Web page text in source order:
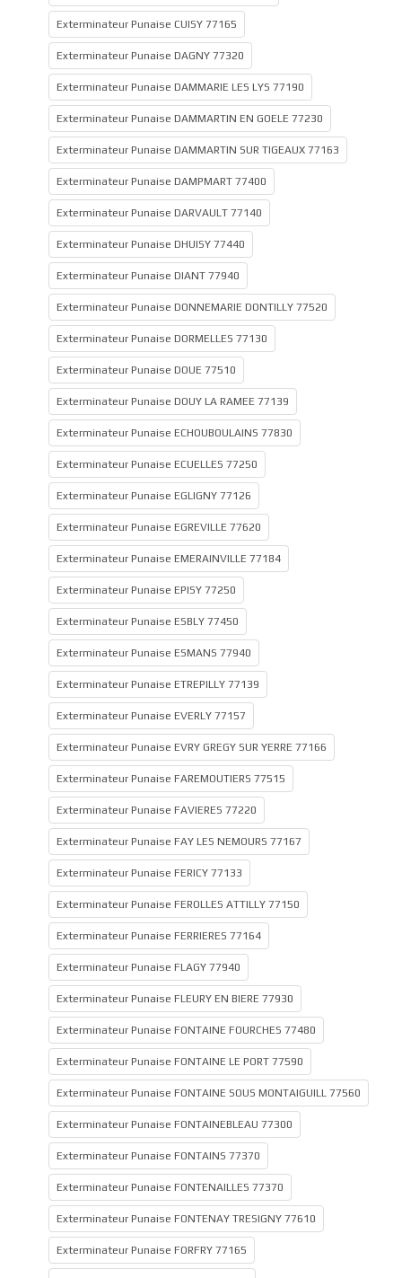
Exterminateur Punaise CUISY 77165
Exterminateur Punaise DAGNY 77320
Exterminateur Punaise DAMMARIE LES LYS 77190
Exterminateur Punaise DAMMARTIN EN GOELE 77230
Exterminateur Punaise DAMMARTIN SUR TIGEAUX 77163
Exterminateur Punaise DAMPMART 77400
Exterminateur Punaise DARVAULT 77140
Exterminateur Punaise DHUISY 77440
Exterminateur Punaise DIANT 77940
Exterminateur Punaise DONNEMARIE DONTILLY 77520
Exterminateur Punaise DORMELLES 77130
Exterminateur Punaise DOUE 77510
Exterminateur Punaise DOUY LA RAMEE 77139
Exterminateur Punaise ECHOUBOULAINS 77830
Exterminateur Punaise ECUELLES 77250
Exterminateur Punaise EGLIGNY 77126
Exterminateur Punaise EGREVILLE 77620
Exterminateur Punaise EMERAINVILLE 77184
Exterminateur Punaise EPISY 77250
Exterminateur Punaise ESBLY 77450
Exterminateur Punaise ESMANS 77940
Exterminateur Punaise ETREPILLY 77139
Exterminateur Punaise EVERLY 77157
Exterminateur Punaise EVRY GREGY SUR YERRE 77166
Exterminateur Punaise FAREMOUTIERS 77515
Exterminateur Punaise FAVIERES 77220
Exterminateur Punaise FAY LES NEMOURS 77167
Exterminateur Punaise FERICY 77133
Exterminateur Punaise FEROLLES ATTILLY 77150
Exterminateur Punaise FERRIERES 77164
Exterminateur Punaise FLAGY 77940
Exterminateur Punaise FLEURY EN BIERE 77930
Exterminateur Punaise FONTAINE FOURCHES 77480
Exterminateur Punaise FONTAINE LE PORT 77590
Exterminateur Punaise FONTAINE SOUS MONTAIGUILL 77560
Exterminateur Punaise FONTAINEBLEAU 77300
Exterminateur Punaise FONTAINS 77370
Exterminateur Punaise FONTENAILLES 77370
Exterminateur Punaise FONTENAY TRESIGNY 77610
Exterminateur Punaise FORFRY 77165